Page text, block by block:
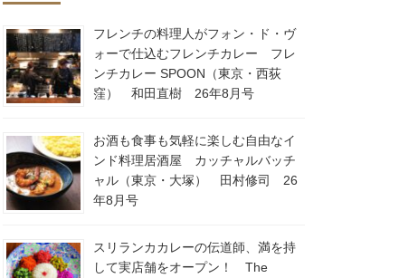
フレンチの料理人がフォン・ド・ヴ
ォーで仕込むフレンチカレー フレ
ンチカレー SPOON（東京・西荻
窪） 和田直樹 26年8月号
お酒も食事も気軽に楽しむ自由なイ
ンド料理居酒屋 カッチャルバッチ
ャル（東京・大塚） 田村修司 26
年8月号
スリランカカレーの伝道師、満を持
して実店舗をオープン！ The